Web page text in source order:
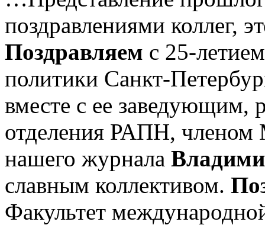
поздравлениями коллег,
Поздравляем с 25-
политики Санкт-
вместе с ее заведующим,
отделения РАПН, членом
нашего журнала
славным коллективом.
Факультет